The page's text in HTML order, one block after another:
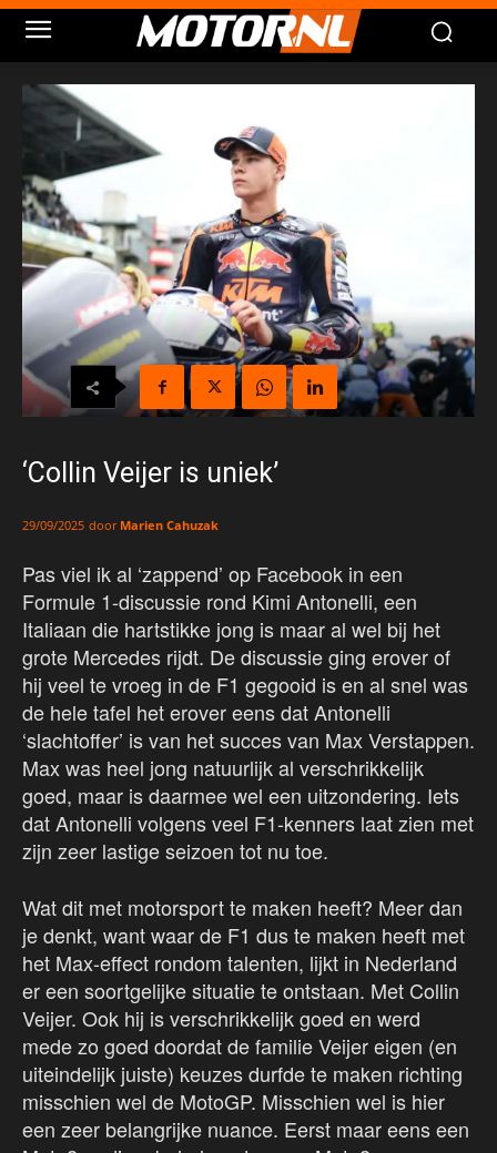
‘Collin Veijer is uniek’
29/09/2025 door Marien Cahuzak
Pas viel ik al ‘zappend’ op Facebook in een
Formule 1-discussie rond Kimi Antonelli, een
Italiaan die hartstikke jong is maar al wel bij het
grote Mercedes rijdt. De discussie ging erover of
hij veel te vroeg in de F1 gegooid is en al snel was
de hele tafel het erover eens dat Antonelli
‘slachtoffer’ is van het succes van Max Verstappen.
Max was heel jong natuurlijk al verschrikkelijk
goed, maar is daarmee wel een uitzondering. Iets
dat Antonelli volgens veel F1-kenners laat zien met
zijn zeer lastige seizoen tot nu toe.
Wat dit met motorsport te maken heeft? Meer dan
je denkt, want waar de F1 dus te maken heeft met
het Max-effect rondom talenten, lijkt in Nederland
er een soortgelijke situatie te ontstaan. Met Collin
Veijer. Ook hij is verschrikkelijk goed en werd
mede zo goed doordat de familie Veijer eigen (en
uiteindelijk juiste) keuzes durfde te maken richting
misschien wel de MotoGP. Misschien wel is hier
een zeer belangrijke nuance. Eerst maar eens een